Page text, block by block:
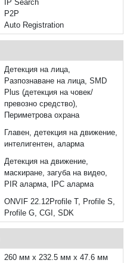
IP Search
P2P
Auto Registration
Детекция на лица,
Разпознаване на лица, SMD
Plus (детекция на човек/
превозно средство),
Периметрова охрана
Главен, детекция на движение,
интелигентен, аларма
Детекция на движение,
маскиране, загуба на видео,
PIR аларма, IPC аларма
ONVIF 22.12Profile T, Profile S,
Profile G, CGI, SDK
260 мм x 232.5 мм x 47.6 мм